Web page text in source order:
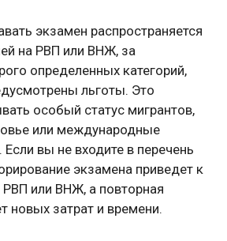
экзамен распространяется
на РВП или ВНЖ, за
определенных категорий,
льготы. Это
особый статус мигрантов,
или международные
вы не входите в перечень
экзамена приведет к
или ВНЖ, а повторная
новых затрат и времени.